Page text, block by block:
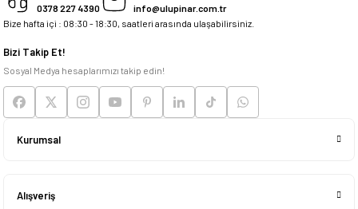
0378 227 4390
info@ulupinar.com.tr
Bize hafta içi : 08:30 - 18:30, saatleri arasında ulaşabilirsiniz.
Bizi Takip Et!
Sosyal Medya hesaplarımızı takip edin!
Kurumsal
Alışveriş